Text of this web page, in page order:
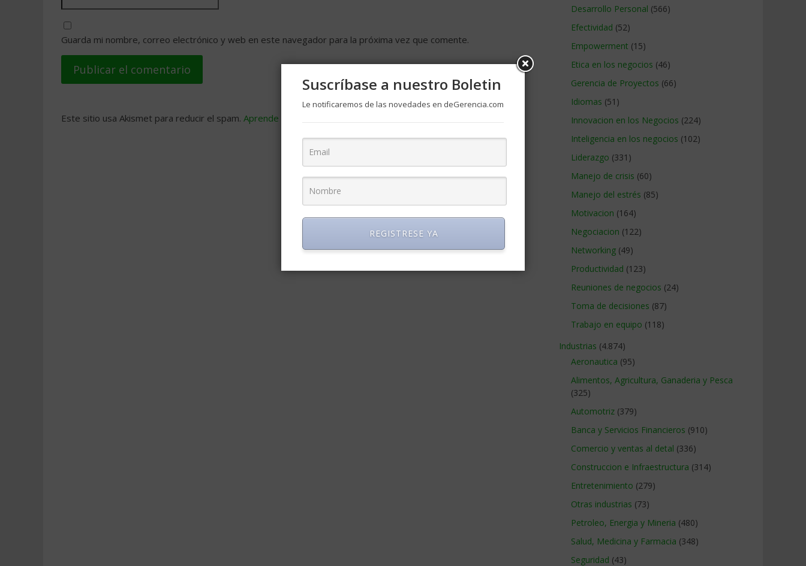
Guarda mi nombre, correo electrónico y web en este navegador para la próxima vez que comente.
Este sitio usa Akismet para reducir el spam. Aprende cómo se procesan los datos de tus comentarios
Desarrollo Personal (566)
Efectividad (52)
Empowerment (15)
Etica en los negocios (46)
Gerencia de Proyectos (66)
Idiomas (51)
Innovacion en los Negocios (224)
Inteligencia en los negocios (102)
Liderazgo (331)
Manejo de crisis (60)
Manejo del estrés (85)
Motivacion (164)
Negociacion (122)
Networking (49)
Productividad (123)
Reuniones de negocios (24)
Toma de decisiones (87)
Trabajo en equipo (118)
Industrias (4.874)
Aeronautica (95)
Alimentos, Agricultura, Ganaderia y Pesca
(325)
Automotriz (379)
Banca y Servicios Financieros (910)
Comercio y ventas al detal (336)
Construccion e Infraestructura (314)
Entretenimiento (279)
Otras industrias (73)
Petroleo, Energia y Mineria (480)
Salud, Medicina y Farmacia (348)
Seguridad (43)
Suscríbase a nuestro Boletin
Le notificaremos de las novedades en deGerencia.com
REGISTRESE YA